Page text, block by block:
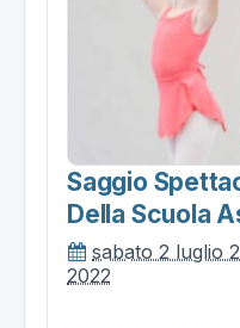
Saggio
Della Scuola
sabato 2 luglio
2022